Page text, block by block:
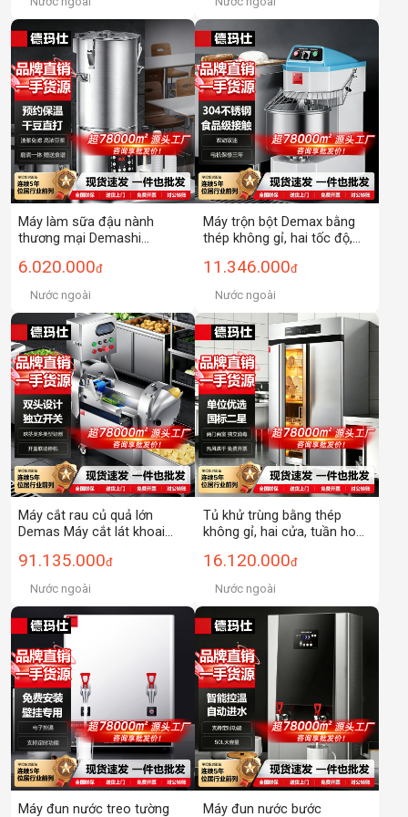
Máy làm sữa đậu nành
thương mại Demashi
nành tự động Máy làm sữa
đậu nành đơn vị thương mại
6.020.000đ
Nước ngoài
Máy trộn bột Demax bằng
thép không gỉ, hai tốc độ,
năng, mạnh mẽ, dùng cho
thương mại.
11.346.000đ
Nước ngoài
Máy cắt rau củ quả lớn
Demas Máy cắt lát khoai
mại
91.135.000đ
Nước ngoài
Tủ khử trùng bằng thép
không gỉ, hai cửa, tuần hoàn
độ cao, dùng cho thương
mại tại căng tin.
16.120.000đ
Nước ngoài
Máy đun nước treo tường
Máy đun nước bước